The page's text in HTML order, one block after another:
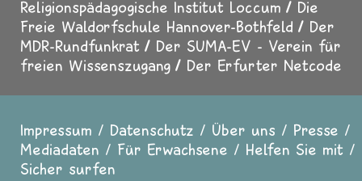
Religionspädagogische Institut Loccum
Die
Freie Waldorfschule Hannover-Bothfeld
Der
MDR-Rundfunkrat
Der SUMA-EV - Verein für
freien Wissenszugang
Der Erfurter Netcode
Fußzeile
Impressum Datenschutz Über uns
Presse
Mediadaten
Für Erwachsene
Helfen Sie mit
Sicher surfen